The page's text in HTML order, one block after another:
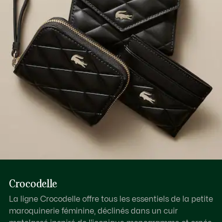
8 fentes intérieures et extérieures pour les cartes
2 compartiments
Crocodelle
La ligne Crocodelle offre tous les essentiels de la petite
maroquinerie féminine, déclinés dans un cuir